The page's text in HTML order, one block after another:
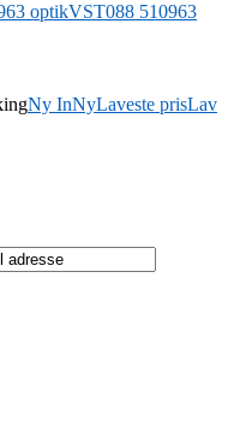
VST088 510963
Ny InNyLaveste prisLav